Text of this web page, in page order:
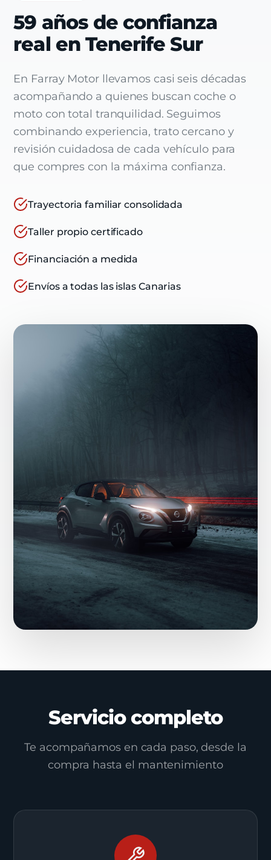
59 años de confianza
real en Tenerife Sur
En Farray Motor llevamos casi seis décadas
acompañando a quienes buscan coche o
moto con total tranquilidad. Seguimos
combinando experiencia, trato cercano y
revisión cuidadosa de cada vehículo para
que compres con la máxima confianza.
Trayectoria familiar consolidada
Taller propio certificado
Financiación a medida
Envíos a todas las islas Canarias
Servicio completo
Te acompañamos en cada paso, desde la
compra hasta el mantenimiento